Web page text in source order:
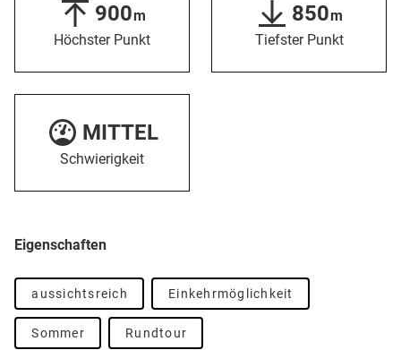
900m
Höchster Punkt
850m
Tiefster Punkt
MITTEL
Schwierigkeit
Eigenschaften
aussichtsreich Einkehrmöglichkeit
Sommer Rundtour